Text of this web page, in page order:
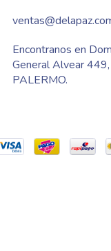
Encontranos en
General Alvear
PALERMO.